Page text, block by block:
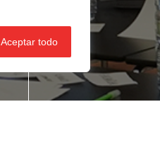
Aceptar todo